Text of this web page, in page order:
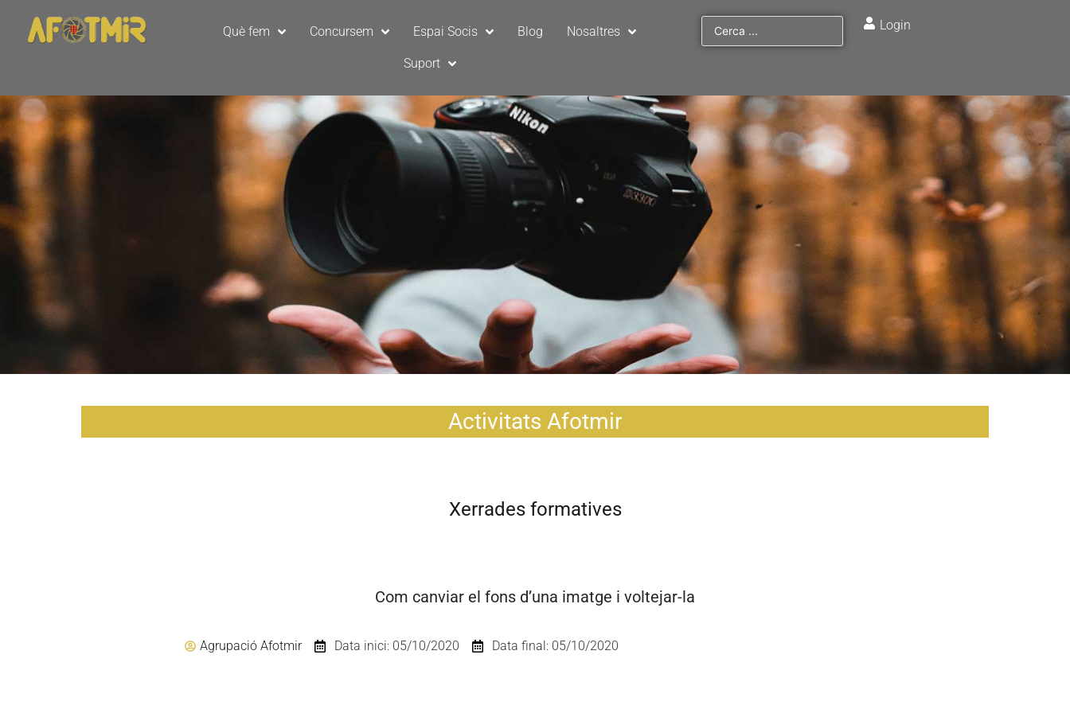
Què fem Concursem Espai Socis Blog Nosaltres
Suport
Login
Activitats Afotmir
Xerrades formatives
Com canviar el fons d’una imatge i voltejar-la
Agrupació Afotmir Data inici: 05/10/2020 Data final: 05/10/2020